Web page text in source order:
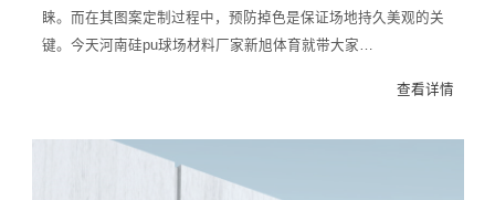
睐。而在其图案定制过程中，预防掉色是保证场地持久美观的关
键。今天河南硅pu球场材料厂家新旭体育就带大家…
查看详情